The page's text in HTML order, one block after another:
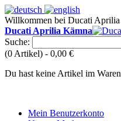
Willkommen bei Ducati
Ducati Aprilia Kämna
Suche:
(0 Artikel) - 0,00 €
Du hast keine Artikel im
Mein Benutzerkonto